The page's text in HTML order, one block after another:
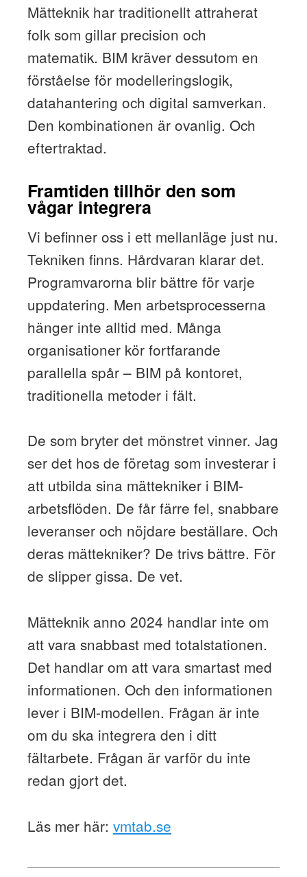
Mätteknik har traditionellt attraherat
folk som gillar precision och
matematik. BIM kräver dessutom en
förståelse för modelleringslogik,
datahantering och digital samverkan.
Den kombinationen är ovanlig. Och
eftertraktad.
Framtiden tillhör den som
vågar integrera
Vi befinner oss i ett mellanläge just nu.
Tekniken finns. Hårdvaran klarar det.
Programvarorna blir bättre för varje
uppdatering. Men arbetsprocesserna
hänger inte alltid med. Många
organisationer kör fortfarande
parallella spår – BIM på kontoret,
traditionella metoder i fält.
De som bryter det mönstret vinner. Jag
ser det hos de företag som investerar i
att utbilda sina mättekniker i BIM-
arbetsflöden. De får färre fel, snabbare
leveranser och nöjdare beställare. Och
deras mättekniker? De trivs bättre. För
de slipper gissa. De vet.
Mätteknik anno 2024 handlar inte om
att vara snabbast med totalstationen.
Det handlar om att vara smartast med
informationen. Och den informationen
lever i BIM-modellen. Frågan är inte
om du ska integrera den i ditt
fältarbete. Frågan är varför du inte
redan gjort det.
Läs mer här: vmtab.se